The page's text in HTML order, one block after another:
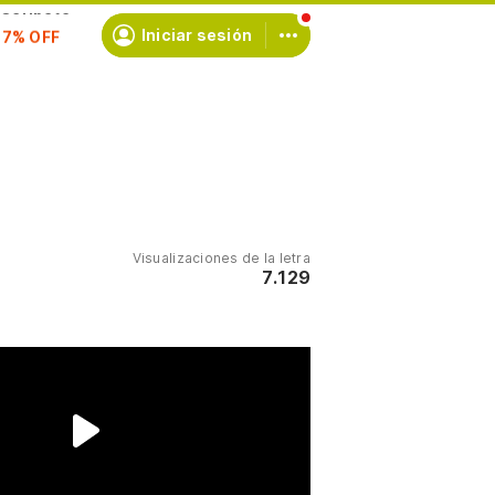
Iniciar sesión
Visualizaciones de la letra
7.129